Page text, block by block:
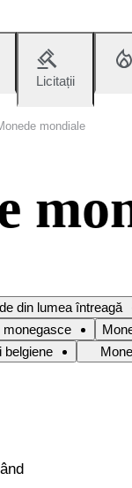
Licitații
mondiale
din lumea întreagă
monegasce
belgiene